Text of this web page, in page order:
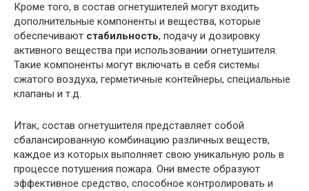
Кроме того, в состав огнетушителей могут входить
дополнительные компоненты и вещества, которые
обеспечивают стабильность, подачу и дозировку
активного вещества при использовании огнетушителя.
Такие компоненты могут включать в себя системы
сжатого воздуха, герметичные контейнеры, специальные
клапаны и т.д.
Итак, состав огнетушителя представляет собой
сбалансированную комбинацию различных веществ,
каждое из которых выполняет свою уникальную роль в
процессе потушения пожара. Они вместе образуют
эффективное средство, способное контролировать и